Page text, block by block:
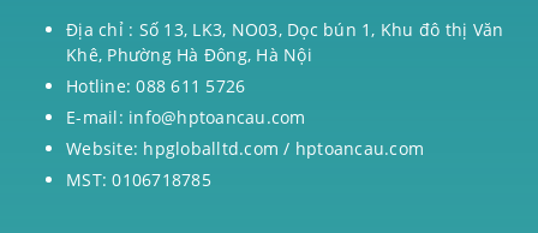
Địa chỉ : Số 13, LK3, NO03, Dọc bún 1, Khu đô thị Văn
Khê, Phường Hà Đông, Hà Nội
Hotline: 088 611 5726
E-mail: info@hptoancau.com
Website: hpgloballtd.com / hptoancau.com
MST: 0106718785